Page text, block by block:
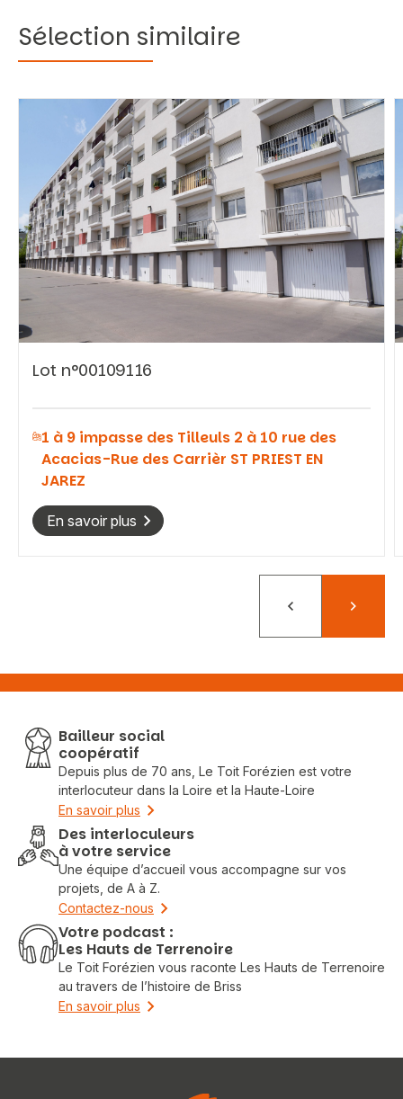
Rechercher
Sélection similaire
Lot n°00109116
1 à 9 impasse des Tilleuls 2 à 10 rue des
Acacias-Rue des Carrièr ST PRIEST EN
JAREZ
En savoir plus
PrécédentSuivant
Bailleur social
coopératif
Depuis plus de 70 ans, Le Toit Forézien est votre
interlocuteur dans la Loire et la Haute-Loire
En savoir plus
Des interloculeurs
à votre service
Une équipe d’accueil vous accompagne sur vos
projets, de A à Z.
Contactez-nous
Votre podcast :
Les Hauts de Terrenoire
Le Toit Forézien vous raconte Les Hauts de Terrenoire
au travers de l’histoire de Briss
En savoir plus